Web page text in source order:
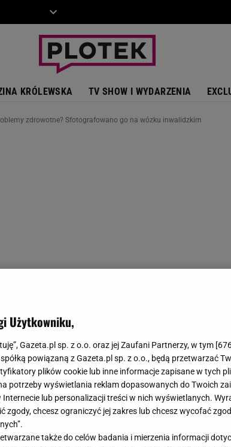
KRÓLEWSKA TV SHOW I WYDARZENIA
zdrowotne? Sfotografowano go na wózku inwalidzkim
Użytkowniku,
Gazeta.pl sp. z o.o. oraz jej Zaufani Partnerzy, w tym [
powiązaną z Gazeta.pl sp. z o.o., będą przetwarzać
plików cookie lub inne informacje zapisane w tych
potrzeby wyświetlania reklam dopasowanych do Twoich
lub personalizacji treści w nich wyświetlanych.
zgody, chcesz ograniczyć jej zakres lub chcesz wycofać
także do celów badania i mierzenia informacji